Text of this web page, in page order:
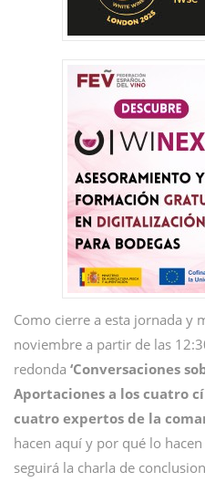
Como cierre a esta jornada y
noviembre a partir de las
redonda ‘Conversaciones
Aportaciones a los cuatro
cuatro expertos de la
hacen aquí y por qué lo
seguirá la charla de